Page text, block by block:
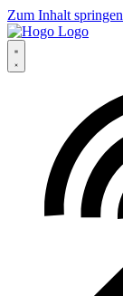
Zum Inhalt springen